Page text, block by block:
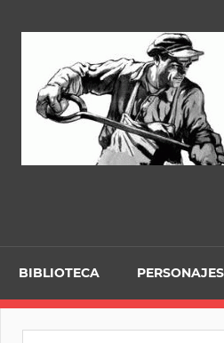
BIBLIOTECA PERSONAJES